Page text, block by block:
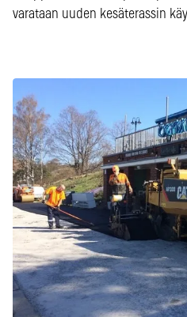
varataan uuden kesäterassin